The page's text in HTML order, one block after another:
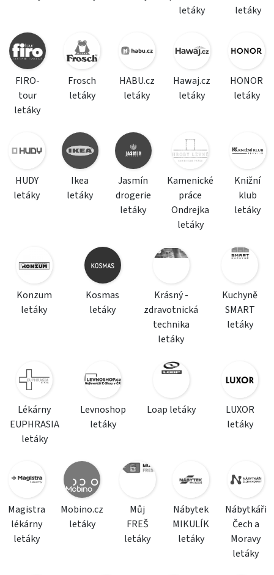
letáky
letáky
FIRO-
tour
letáky
Frosch
letáky
HABU.cz
letáky
Hawaj.cz
letáky
HONOR
letáky
HUDY
letáky
Ikea
letáky
Jasmín
drogerie
letáky
Kamenické
práce
Ondrejka
letáky
Knižní
klub
letáky
Konzum
letáky
Kosmas
letáky
Krásný -
zdravotnická
technika
letáky
Kuchyně
SMART
letáky
Lékárny
EUPHRASIA
letáky
Levnoshop
letáky
Loap letáky
LUXOR
letáky
Magistra
lékárny
letáky
Mobino.cz
letáky
Můj
FREŠ
letáky
Nábytek
MIKULÍK
letáky
Nábytkáři
Čech a
Moravy
letáky